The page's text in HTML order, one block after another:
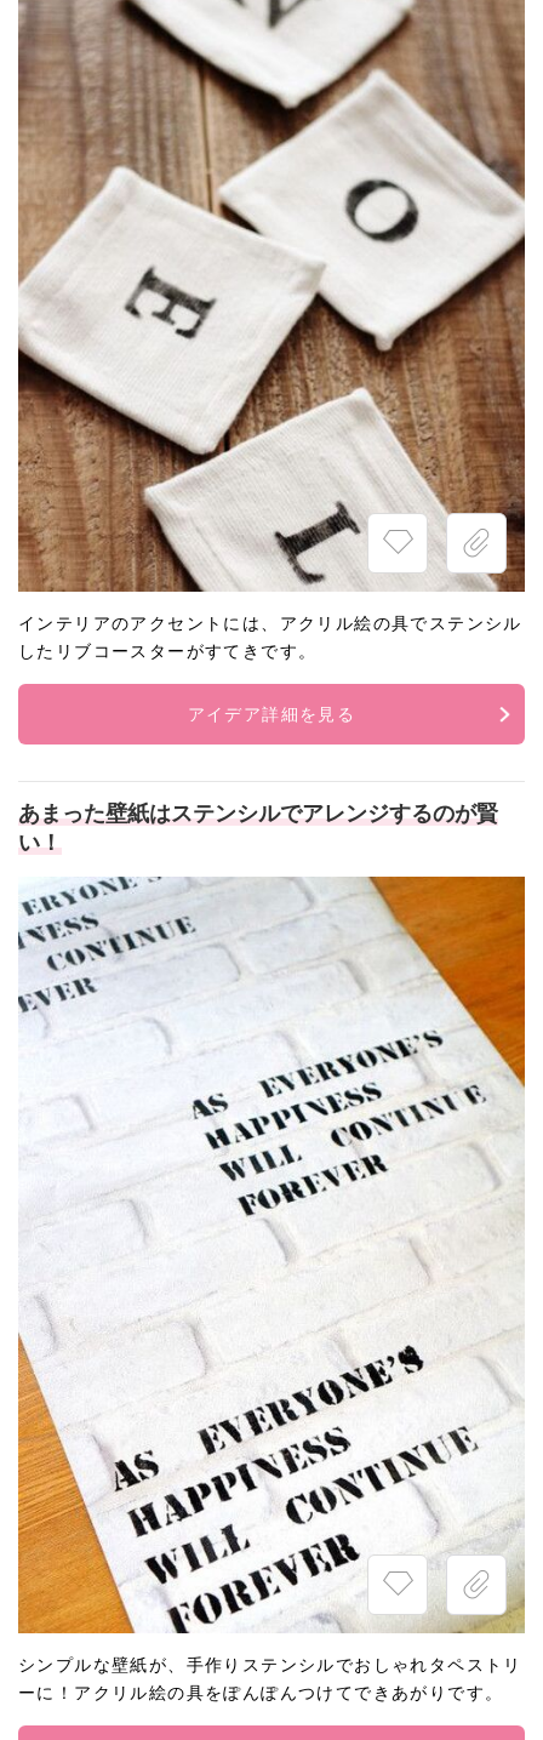
インテリアのアクセントには、アクリル絵の具でステンシル
したリブコースターがすてきです。
アイデア詳細を見る
あまった壁紙はステンシルでアレンジするのが賢
い！
シンプルな壁紙が、手作りステンシルでおしゃれタペストリ
ーに！アクリル絵の具をぽんぽんつけてできあがりです。